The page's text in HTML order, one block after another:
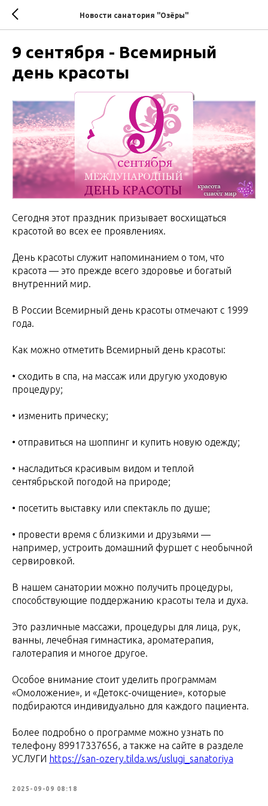
Новости санатория "Озёры"
9 сентября - Всемирный
день красоты
Сегодня этот праздник призывает восхищаться
красотой во всех ее проявлениях.
День красоты служит напоминанием о том, что
красота — это прежде всего здоровье и богатый
внутренний мир.
В России Всемирный день красоты отмечают с 1999
года.
Как можно отметить Всемирный день красоты:
• сходить в спа, на массаж или другую уходовую
процедуру;
• изменить прическу;
• отправиться на шоппинг и купить новую одежду;
• насладиться красивым видом и теплой
сентябрьской погодой на природе;
• посетить выставку или спектакль по душе;
• провести время с близкими и друзьями —
например, устроить домашний фуршет с необычной
сервировкой.
В нашем санатории можно получить процедуры,
способствующие поддержанию красоты тела и духа.
Это различные массажи, процедуры для лица, рук,
ванны, лечебная гимнастика, ароматерапия,
галотерапия и многое другое.
Особое внимание стоит уделить программам
«Омоложение», и «Детокс-очищение», которые
подбираются индивидуально для каждого пациента.
Более подробно о программе можно узнать по
телефону 89917337656, а также на сайте в разделе
УСЛУГИ https://san-ozery.tilda.ws/uslugi_sanatoriya
2025-09-09 08:18